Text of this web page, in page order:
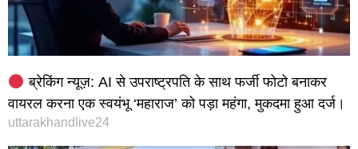
ब्रेकिंग न्यूज़: AI से उपराष्ट्रपति के साथ फर्जी फोटो बनाकर
वायरल करना एक स्वयंभू ‘महाराज’ को पड़ा महंगा, मुकदमा हुआ दर्ज।
uttarakhandlive24